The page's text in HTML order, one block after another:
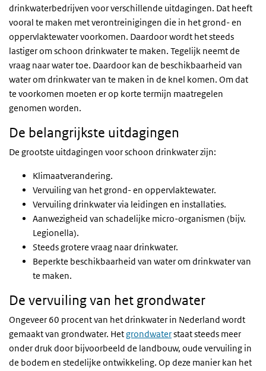
drinkwaterbedrijven voor verschillende uitdagingen. Dat heeft
vooral te maken met verontreinigingen die in het grond- en
oppervlaktewater voorkomen. Daardoor wordt het steeds
lastiger om schoon drinkwater te maken. Tegelijk neemt de
vraag naar water toe. Daardoor kan de beschikbaarheid van
water om drinkwater van te maken in de knel komen. Om dat
te voorkomen moeten er op korte termijn maatregelen
genomen worden.
De belangrijkste uitdagingen
De grootste uitdagingen voor schoon drinkwater zijn:
Klimaatverandering.
Vervuiling van het grond- en oppervlaktewater.
Vervuiling drinkwater via leidingen en installaties.
Aanwezigheid van schadelijke micro-organismen (bijv.
Legionella).
Steeds grotere vraag naar drinkwater.
Beperkte beschikbaarheid van water om drinkwater van
te maken.
De vervuiling van het grondwater
Ongeveer 60 procent van het drinkwater in Nederland wordt
gemaakt van grondwater. Hetgrondwaterstaat steeds meer
onder druk door bijvoorbeeld de landbouw, oude vervuiling in
de bodem en stedelijke ontwikkeling. Op deze manier kan het